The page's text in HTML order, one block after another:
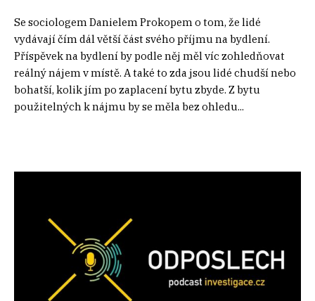
Se sociologem Danielem Prokopem o tom, že lidé
vydávají čím dál větší část svého příjmu na bydlení.
Příspěvek na bydlení by podle něj měl víc zohledňovat
reálný nájem v místě. A také to zda jsou lidé chudší nebo
bohatší, kolik jím po zaplacení bytu zbyde. Z bytu
použitelných k nájmu by se měla bez ohledu...